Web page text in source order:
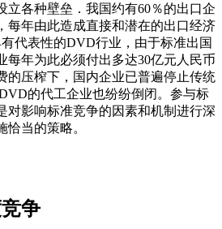
立各种壁垒．我国约有60％的出口企
每年由此造成直接和潜在的出口经济
代表性的DVD行业，由于标准出国
每年为此必须付出多达30亿元人民币
的压榨下，国内企业已普遍停止传统
的代工企业也纷纷倒闭。参与标
对影响标准竞争的因素和机制进行深
恰当的策略。
争